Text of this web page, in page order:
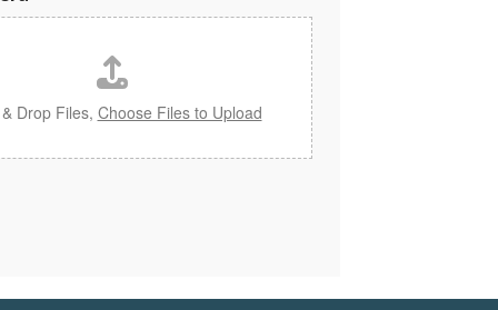
Drop Files, Choose Files to Upload